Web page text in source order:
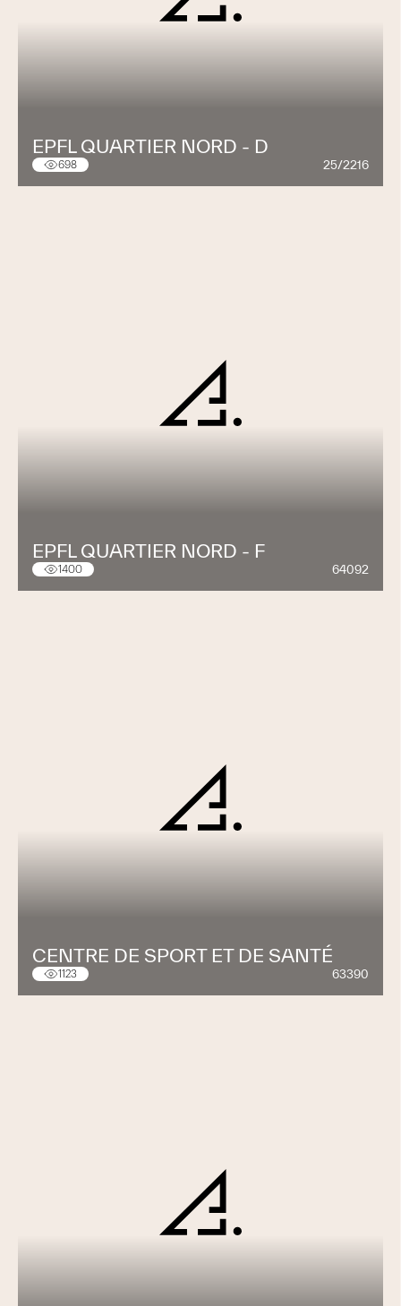
EPFL QUARTIER NORD - D
698 25/2216
EPFL QUARTIER NORD - F
1400 64092
CENTRE DE SPORT ET DE SANTÉ
1123 63390